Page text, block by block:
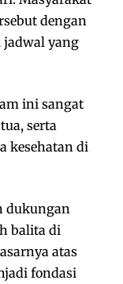
dengan
jadwal yang
ini sangat
serta
kesehatan di
dukungan
balita di
atas
fondasi